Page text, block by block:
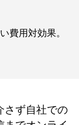
費用対効果。
さず自社での